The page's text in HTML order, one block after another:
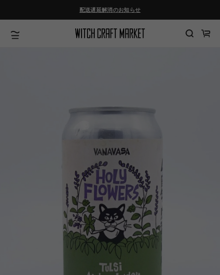
進
む
配送遅延解消のお知らせ
カ